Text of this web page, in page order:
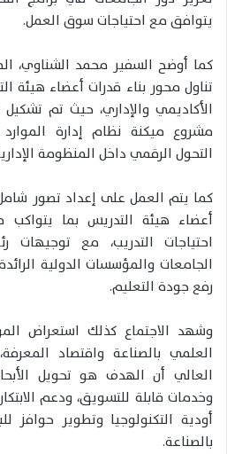
يتوافق مع احتياجات سوق العمل.
كما أوضح السفير محمد الشناوي،
تناول محور بناء قدرات أعضاء هيئة
الأكاديمي والإداري، حيث تم
مشروع ميكنة نظام إدارة
التحول الرقمي داخل المنظومة
كما يتم العمل على إعداد تصور
أعضاء هيئة التدريس بما
احتياجات التدريب، مع توجيهات
الجامعات والمؤسسات الدولية
رفع جودة التعليم.
وشهد الاجتماع كذلك استعراض
العلمي بالصناعة واقتصاد
العالي أن الهدف هو تحويل
وخدمات قابلة للتسويق، ودعم
أودية التكنولوجيا وتطوير حوافز
بالصناعة.